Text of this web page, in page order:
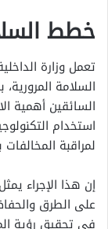
خطط
تعمل وزارة
السلامة
السائقين أهمية
استخدام
لمراقبة
إن هذا الإجراء
على الطرق